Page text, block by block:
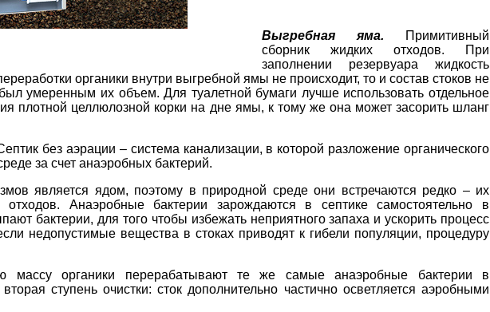
Выгребная яма. Примитивный
сборник жидких отходов. При
заполнении резервуара жидкость
органики внутри выгребной ямы не происходит, то и состав стоков не
умеренным их объем. Для туалетной бумаги лучше использовать отдельное
плотной целлюлозной корки на дне ямы, к тому же она может засорить шланг
без аэрации – система канализации, в которой разложение органического
за счет анаэробных бактерий.
является ядом, поэтому в природной среде они встречаются редко – их
отходов. Анаэробные бактерии зарождаются в септике самостоятельно в
бактерии, для того чтобы избежать неприятного запаха и ускорить процесс
недопустимые вещества в стоках приводят к гибели популяции, процедуру
массу органики перерабатывают те же самые анаэробные бактерии в
ступень очистки: сток дополнительно частично осветляется аэробными